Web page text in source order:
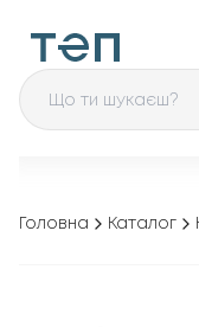
Головна Каталог